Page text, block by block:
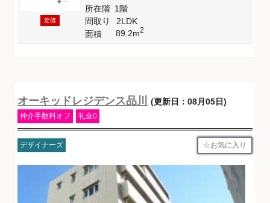
定借
所在階 1階
間取り
2LDK
面積
89.2m2
オーキッドレジデンス品川 (更新日：08月05日)
仲介手数料オフ 礼金0
デザイナーズ お気に入り